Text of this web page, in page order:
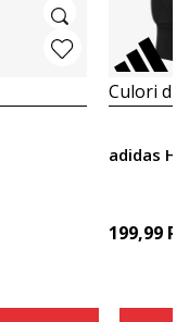
Culori
adidas
199,99